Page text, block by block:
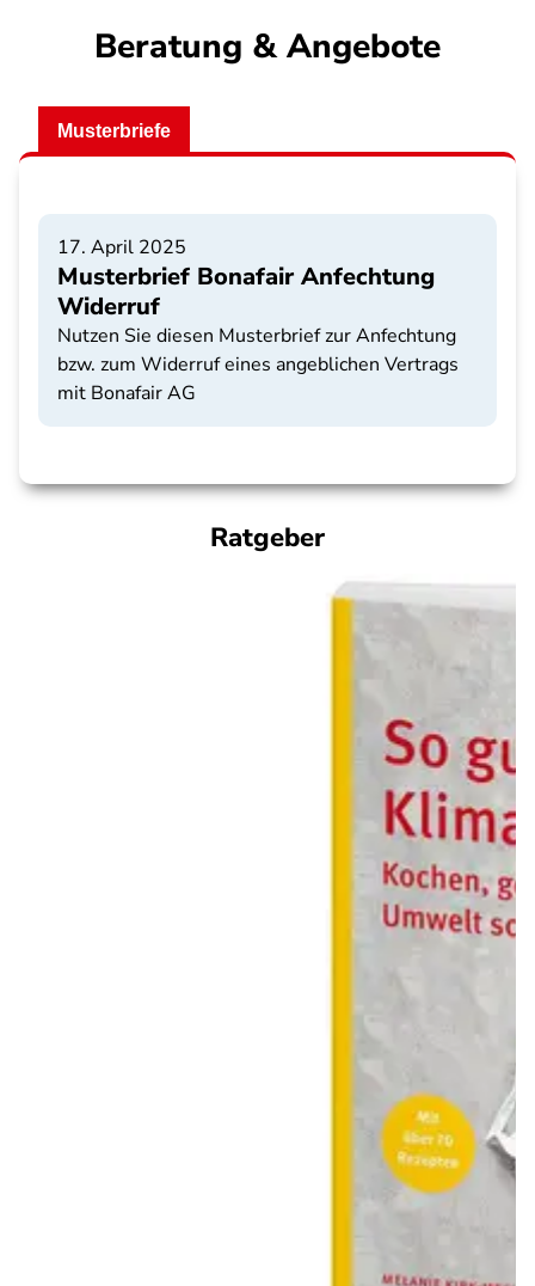
Beratung & Angebote
Musterbriefe
17. April 2025
Musterbrief Bonafair Anfechtung
Widerruf
Nutzen Sie diesen Musterbrief zur Anfechtung
bzw. zum Widerruf eines angeblichen Vertrags
mit Bonafair AG
Ratgeber